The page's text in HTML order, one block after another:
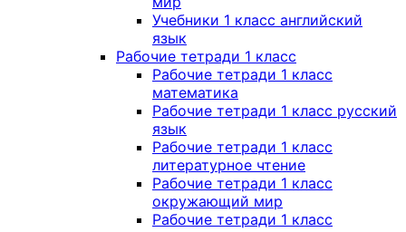
Учебники 1 класс английский
язык
Рабочие тетради 1 класс
Рабочие тетради 1 класс
математика
Рабочие тетради 1 класс русский
язык
Рабочие тетради 1 класс
литературное чтение
Рабочие тетради 1 класс
окружающий мир
Рабочие тетради 1 класс